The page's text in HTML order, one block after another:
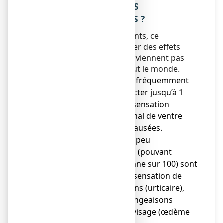
4. QUELS SONT LES EFFETS
INDESIRABLES EVENTUELS ?
Comme tous les médicaments, ce
médicament peut provoquer des effets
indésirables, mais ils ne surviennent pas
systématiquement chez tout le monde.
● Les effets indésirables fréquemment
rapportés (pouvant affecter jusqu’à 1
personne sur 10) sont : sensation
vertigineuse, diarrhée, mal de ventre
(douleur abdominale), nausées.
● Les effets indésirables peu
fréquemment rapportés (pouvant
affecter jusqu’à 1 personne sur 100) sont
: éruption cutanée avec sensation de
brûlure et démangeaisons (urticaire),
éruption cutanée, démangeaisons
(prurit), gonflement du visage (œdème